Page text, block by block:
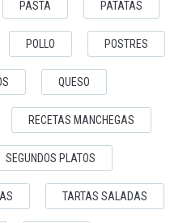
PASTA PATATAS
POLLO POSTRES
QUESO
RECETAS MANCHEGAS
SEGUNDOS PLATOS
TARTAS SALADAS